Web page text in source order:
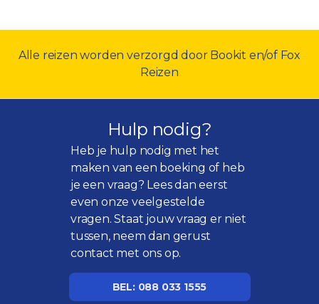
Alle reizen worden verzorgd door Bookit en/of Fox
Reizen
Hulp nodig?
Heb je hulp nodig met het
maken van een boeking of heb
je een vraag? Lees dan eerst
even onzeveelgestelde
vragen. Staat jouw vraag er niet
tussen, neem dan gerust
contact met ons op.
BEL: 088 033 1555